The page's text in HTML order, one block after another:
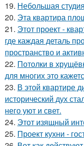
19. Небольшая
20. Эта квартира
21. Этот проект -
где каждая деталь
пространство и
22. Потолки в
для многих это
23. В этой квартире
исторический дух
него уют и свет.
24. Этот изящный
25. Проект кухни -